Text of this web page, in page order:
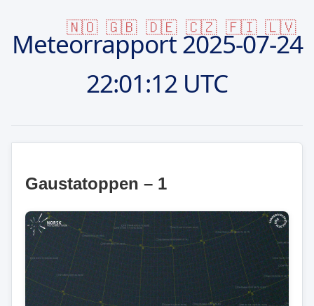
🇳🇴 🇬🇧 🇩🇪 🇨🇿 🇫🇮 🇱🇻
Meteorrapport2025-07-24
22:01:12 UTC
Gaustatoppen – 1